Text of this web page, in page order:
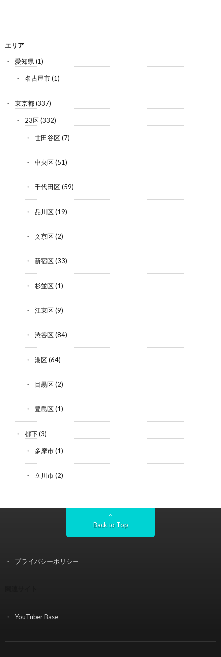
エリア
愛知県(1)
名古屋市(1)
東京都(337)
23区(332)
世田谷区(7)
中央区(51)
千代田区(59)
品川区(19)
文京区(2)
新宿区(33)
杉並区(1)
江東区(9)
渋谷区(84)
港区(64)
目黒区(2)
豊島区(1)
都下(3)
多摩市(1)
立川市(2)
Back to Top
プライバシーポリシー
YouTuber Base